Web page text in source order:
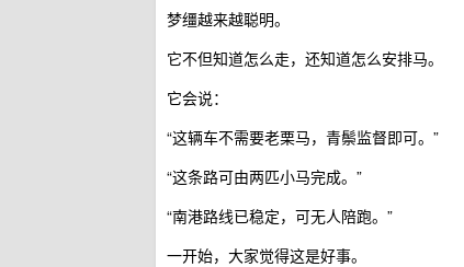
梦缰越来越聪明。
它不但知道怎么走，还知道怎么安排马。
它会说：
“这辆车不需要老栗马，青鬃监督即可。”
“这条路可由两匹小马完成。”
“南港路线已稳定，可无人陪跑。”
一开始，大家觉得这是好事。